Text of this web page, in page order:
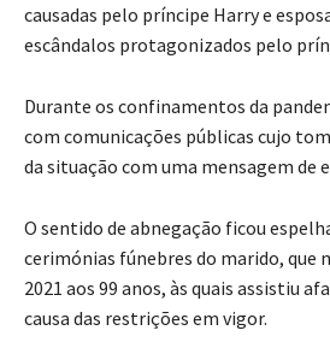
causadas pelo príncipe Harry e
escândalos protagonizados pelo
Durante os confinamentos da
com comunicações públicas cujo
da situação com uma mensagem de
O sentido de abnegação ficou
cerimónias fúnebres do marido, que
2021 aos 99 anos, às quais assistiu
causa das restrições em vigor.